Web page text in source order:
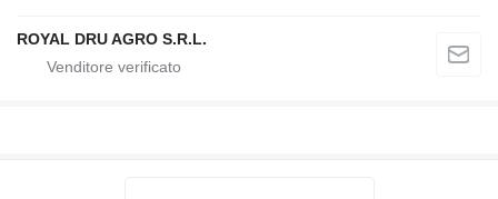
ROYAL DRU AGRO S.R.L.